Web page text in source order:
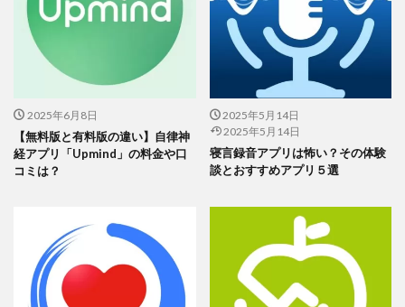
この記事では、「寿命タイマー」アプリを５つピックアップし
て、自分の残り時間を可視化する方法を紹介しました。
2025年6月8日
【無料版と有料版の違い】自律神
経アプリ「Upmind」の料金や口
コミは？
2025年5月14日
2025年5月14日
寝言録音アプリは怖い？その体験
談とおすすめアプリ５選